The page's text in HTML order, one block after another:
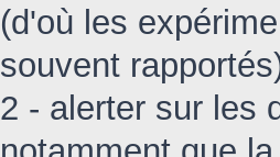
(d'où les
souvent
2 - alerter sur les